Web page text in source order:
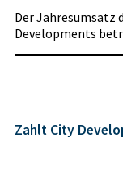
Der Jahresumsatz
Developments
Zahlt City